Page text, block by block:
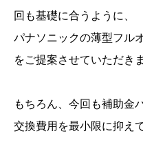
回も基礎に合うように、
パナソニックの薄型フル
をご提案させていただき
もちろん、今回も補助金
交換費用を最小限に抑え